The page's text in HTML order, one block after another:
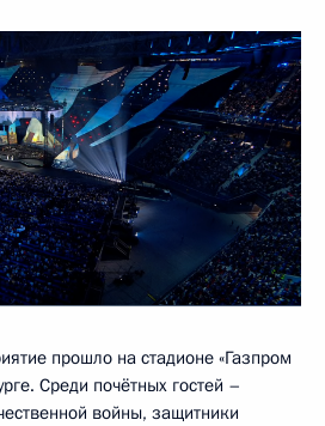
прошло на стадионе «Газпром
Среди почётных гостей –
войны, защитники